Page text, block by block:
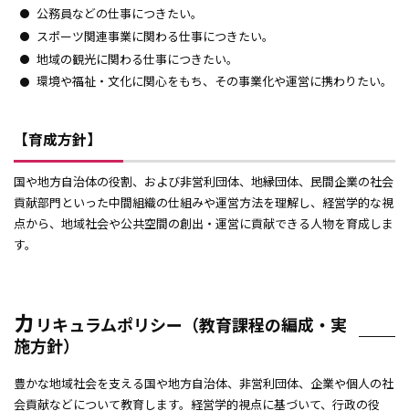
大阪商業大学AI・データサイエンス教育プログラム
単位互換制度
資格講座
就業力教育
留学生バディ
起業教育
オフィスアワー制度
付属施設・研究所
公務員などの仕事につきたい。
スポーツ関連事業に関わる仕事につきたい。
地域の観光に関わる仕事につきたい。
環境や福祉・文化に関心をもち、その事業化や運営に携わりたい。
【育成方針】
国や地方自治体の役割、および非営利団体、地縁団体、民間企業の社会
貢献部門といった中間組織の仕組みや運営方法を理解し、経営学的な視
点から、地域社会や公共空間の創出・運営に貢献できる人物を育成しま
す。
カ リキュラムポリシー（教育課程の編成・実
施方針）
豊かな地域社会を支える国や地方自治体、非営利団体、企業や個人の社
会貢献などについて教育します。経営学的視点に基づいて、行政の役